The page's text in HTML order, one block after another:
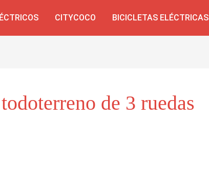
CITYCOCO BICICLETAS ELÉCTRICAS
de 3 ruedas